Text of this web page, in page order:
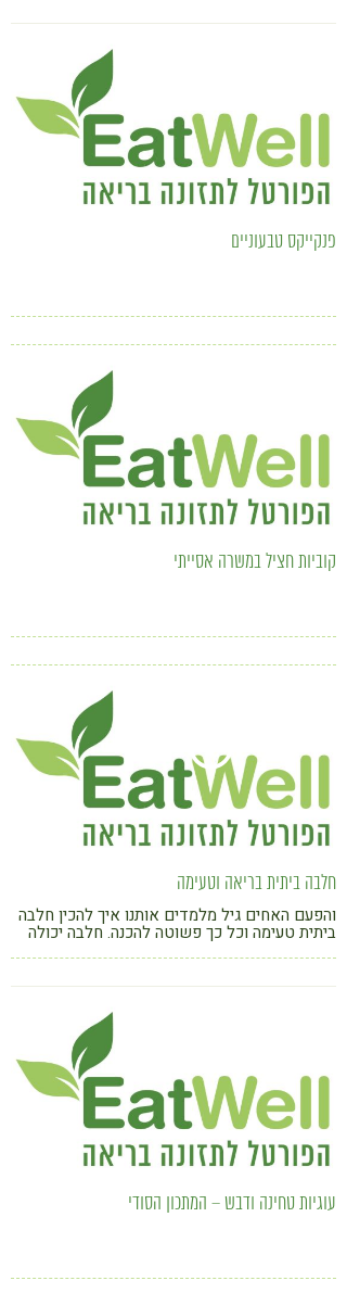
פנקייקס טבעוניים
קוביות חציל במשרה אסייתי
חלבה ביתית בריאה וטעימה
והפעם האחים גיל מלמדים אותנו איך להכין חלבה
ביתית טעימה וכל כך פשוטה להכנה. חלבה יכולה
נלמד להכין חלבה בריאה בבית
עוגיות טחינה ודבש – המתכון הסודי